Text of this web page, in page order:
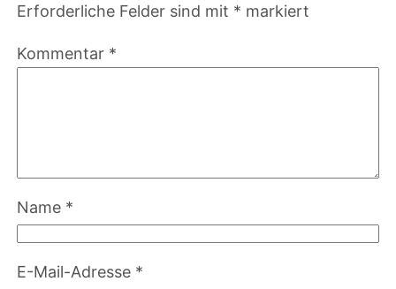
Erforderliche Felder sind mit * markiert
Kommentar *
Name *
E-Mail-Adresse *